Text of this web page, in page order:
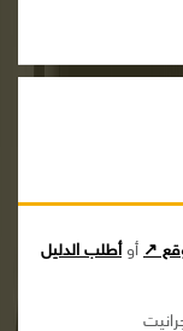
↗ أوأطلب الدليل